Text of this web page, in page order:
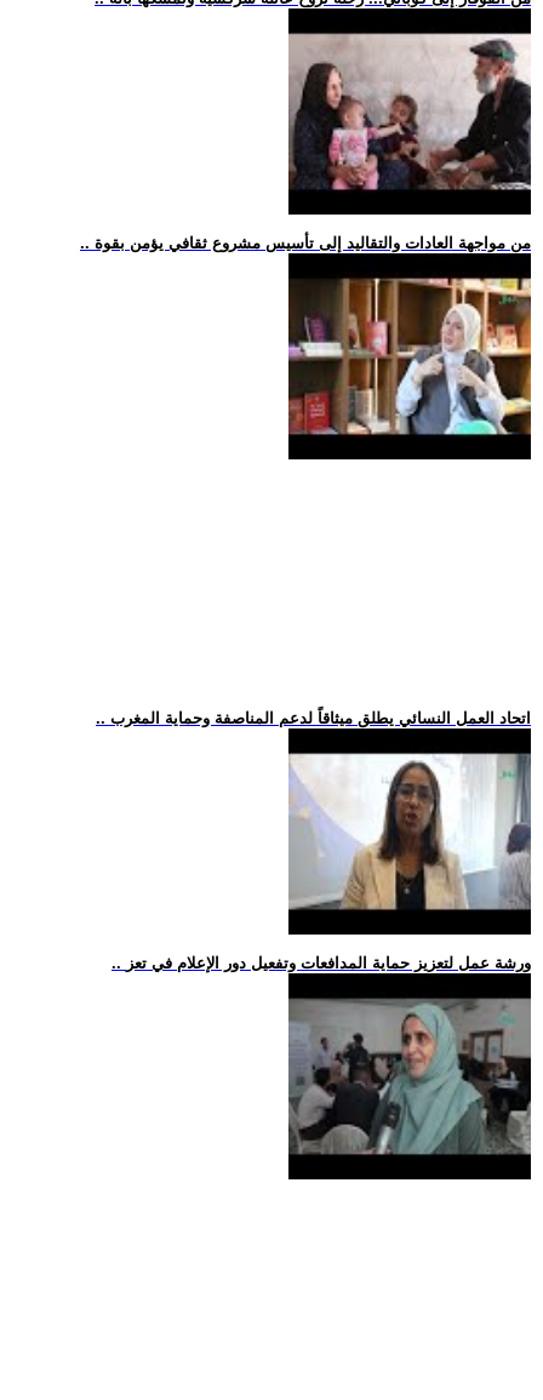
.. من مواجهة العادات والتقاليد إلى تأسيس مشروع ثقافي يؤمن بقوة
.. اتحاد العمل النسائي يطلق ميثاقاً لدعم المناصفة وحماية المغرب
.. ورشة عمل لتعزيز حماية المدافعات وتفعيل دور الإعلام في تعز